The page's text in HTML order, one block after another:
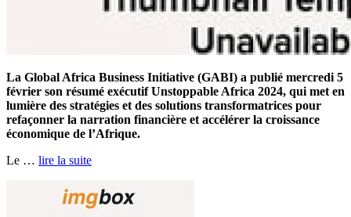
La Global Africa Business Initiative (GABI) a publié mercredi 5
février son résumé exécutif Unstoppable Africa 2024, qui met en
lumière des stratégies et des solutions transformatrices pour
refaçonner la narration financière et accélérer la croissance
économique de l’Afrique.
Le … lire la suite